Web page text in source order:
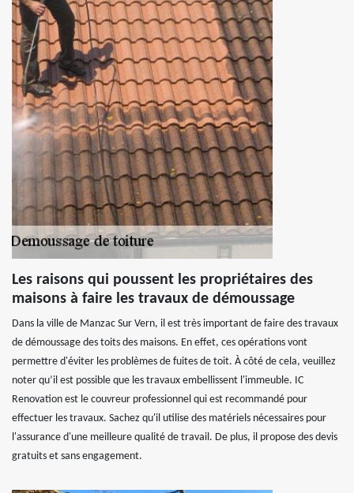
Les raisons qui poussent les propriétaires des
maisons à faire les travaux de démoussage
Dans la ville de Manzac Sur Vern, il est très important de faire des travaux
de démoussage des toits des maisons. En effet, ces opérations vont
permettre d'éviter les problèmes de fuites de toit. À côté de cela, veuillez
noter qu’il est possible que les travaux embellissent l'immeuble. IC
Renovation est le couvreur professionnel qui est recommandé pour
effectuer les travaux. Sachez qu'il utilise des matériels nécessaires pour
l'assurance d'une meilleure qualité de travail. De plus, il propose des devis
gratuits et sans engagement.